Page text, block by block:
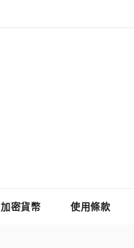
線上隱私與數據安全
加密貨幣 使用條款